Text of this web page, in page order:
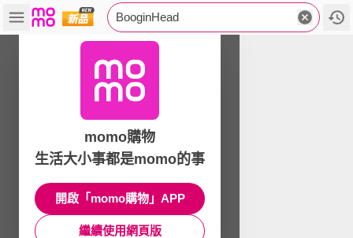
BooginHead
momo購物
生活大小事都是momo的事
開啟「momo購物」APP
繼續使用網頁版